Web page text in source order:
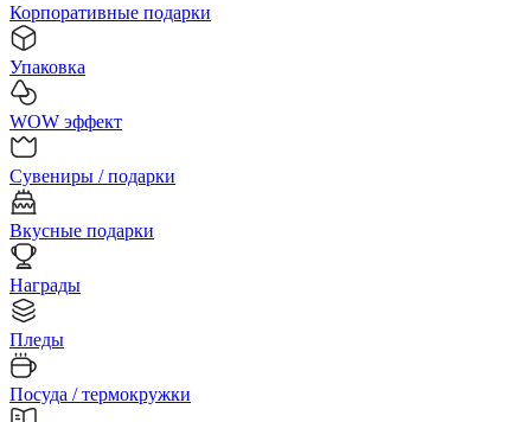
Корпоративные подарки
Упаковка
WOW эффект
Сувениры / подарки
Вкусные подарки
Награды
Пледы
Посуда / термокружки